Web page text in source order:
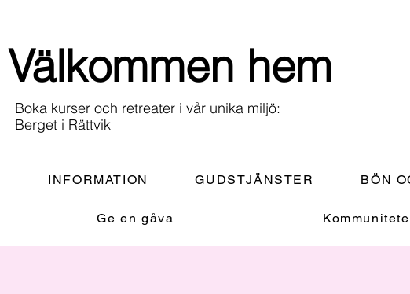
Välkommen hem
Boka kurser och retreater i vår unika miljö:
Berget i Rättvik
INFORMATION GUDSTJÄNSTER BÖN
Ge en gåva